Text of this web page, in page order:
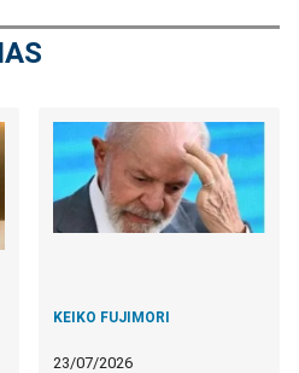
KEIKO FUJIMORI
23/07/2026